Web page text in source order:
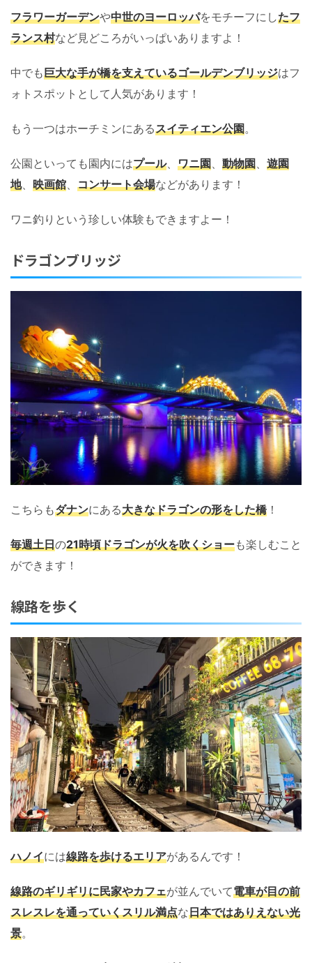
フラワーガーデンや中世のヨーロッパをモチーフにしたフ
ランス村など見どころがいっぱいありますよ！
中でも巨大な手が橋を支えているゴールデンブリッジはフ
ォトスポットとして人気があります！
もう一つはホーチミンにあるスイティエン公園。
公園といっても園内にはプール、 ワニ園 動物園
遊園
地、 映画館 コンサート会場などがあります！
ワニ釣りという珍しい体験もできますよー！
ドラゴンブリッジ
こちらもダナンにある大きなドラゴンの形をした橋！
毎週土日の21時頃ドラゴンが火を吹くショーも楽しむこと
ができます！
線路を歩く
ハノイには線路を歩けるエリアがあるんです！
線路のギリギリに民家やカフェが並んでいて電車が目の前
スレスレを通っていくスリル満点な日本ではありえない光
景。